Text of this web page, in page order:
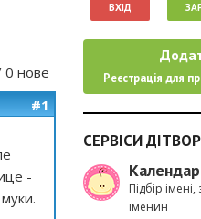
0 нове
#1
-
ВХІД
Реєстрація для
СЕРВІСИ
Підбір
іменин